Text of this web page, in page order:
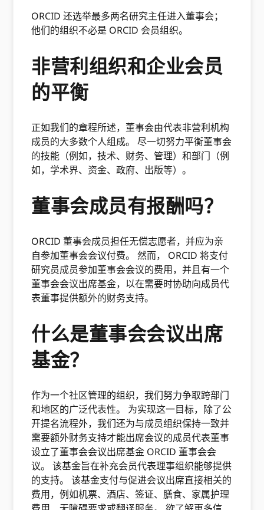
ORCID 还选举最多两名研究主任进入董事会；
他们的组织不必是 ORCID 会员组织。
非营利组织和企业会员
的平衡
正如我们的章程所述，董事会由代表非营利机构
成员的大多数个人组成。 尽一切努力平衡董事会
的技能（例如，技术、财务、管理）和部门（例
如，学术界、资金、政府、出版等）。
董事会成员有报酬吗？
ORCID 董事会成员担任无偿志愿者，并应为亲
自参加董事会会议付费。 然而， ORCID 将支付
研究员成员参加董事会会议的费用，并且有一个
董事会会议出席基金，以在需要时协助向成员代
表董事提供额外的财务支持。
什么是董事会会议出席
基金？
作为一个社区管理的组织，我们努力争取跨部门
和地区的广泛代表性。 为实现这一目标，除了公
开提名流程外，我们还为与成员组织保持一致并
需要额外财务支持才能出席会议的成员代表董事
设立了董事会会议出席基金 ORCID 董事会会
议。 该基金旨在补充会员代表理事组织能够提供
的支持。 该基金支付与促进会议出席直接相关的
费用，例如机票、酒店、签证、膳食、家属护理